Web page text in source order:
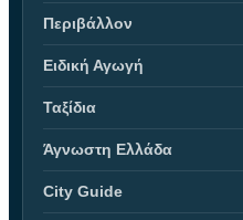
Περιβάλλον
Ειδική Αγωγή
Ταξίδια
Άγνωστη Ελλάδα
City Guide